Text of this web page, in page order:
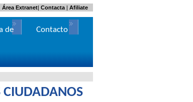
| Contacta| Afiliate
Área Extranet
de
Contacto